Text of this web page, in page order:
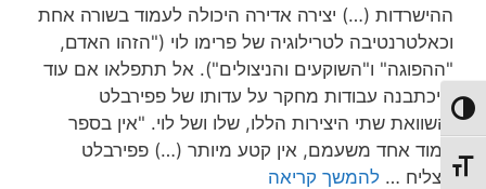
מתג ניגודיות גבוהה
מתג גודל גופן
ההישרדות (…) יצירה אדירה היכולה לעמוד בשורה אחת
וכאלטרנטיבה לטרילוגיה של פרימו לוי ("הזהו האדם,
"ההפוגה" ו"השוקעים והניצולים"). אל תתפלאו אם עוד
תיכתבנה עבודות מחקר על עדותו של פפירבלט
והשוואת שתי היצירות הללו, שלו ושל לוי. "אין בספר
עמוד אחד משעמם, אין קטע מיותר (…) פפירבלט
הצליח … להמשך קריאה